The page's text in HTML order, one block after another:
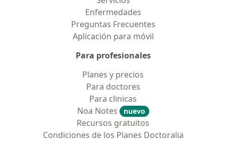
Enfermedades
Preguntas Frecuentes
Aplicación para móvil
Para profesionales
Planes y precios
Para doctores
Para clinicas
Noa Notes
nuevo
Recursos gratuitos
Condiciones de los Planes Doctoralia